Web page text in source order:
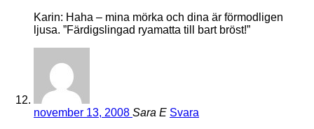
Karin: Haha – mina mörka och dina är förmodligen
ljusa. ”Färdigslingad ryamatta till bart bröst!”
november 13, 2008 Sara E Svara